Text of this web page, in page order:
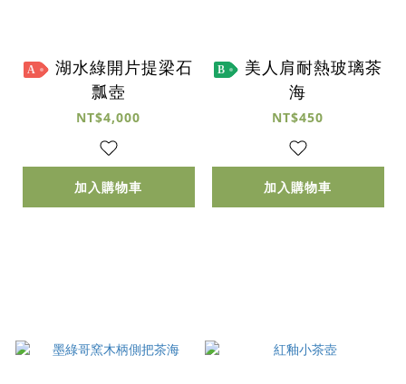
A
瓢壺
NT$4,000
加入購物車
B
海
NT$450
加入購物車